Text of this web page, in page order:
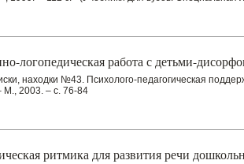
логопедическая работа с детьми-
находки №43. Психолого-педагогическая
М., 2003. – с. 76-84
ритмика для развития речи